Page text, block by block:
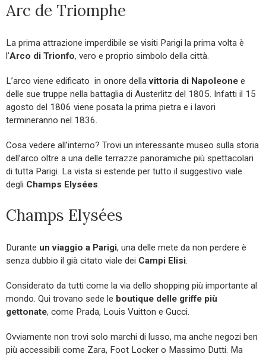
Arc de Triomphe
La prima attrazione imperdibile se visiti Parigi la prima volta è
l’Arco di Trionfo, vero e proprio simbolo della città.
L’arco viene edificato in onore dellavittoria di Napoleone e
delle sue truppe nella battaglia di Austerlitz del 1805. Infatti il 15
agosto del 1806 viene posata la prima pietra e i lavori
termineranno nel 1836.
Cosa vedere all’interno? Trovi un interessante museo sulla storia
dell’arco oltre a una delle terrazze panoramiche più spettacolari
di tutta Parigi. La vista si estende per tutto il suggestivo viale
degli Champs Elysées.
Champs Elysées
Durante un viaggio a Parigi, una delle mete da non perdere è
senza dubbio il già citato viale dei Campi Elisi.
Considerato da tutti come la via dello shopping più importante al
mondo. Qui trovano sede le boutique delle griffe più
gettonate, come Prada, Louis Vuitton e Gucci.
Ovviamente non trovi solo marchi di lusso, ma anche negozi ben
più accessibili come Zara, Foot Locker o Massimo Dutti. Ma